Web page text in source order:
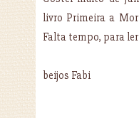
livro Primeira a
Falta tempo, para ler
beijos Fabi